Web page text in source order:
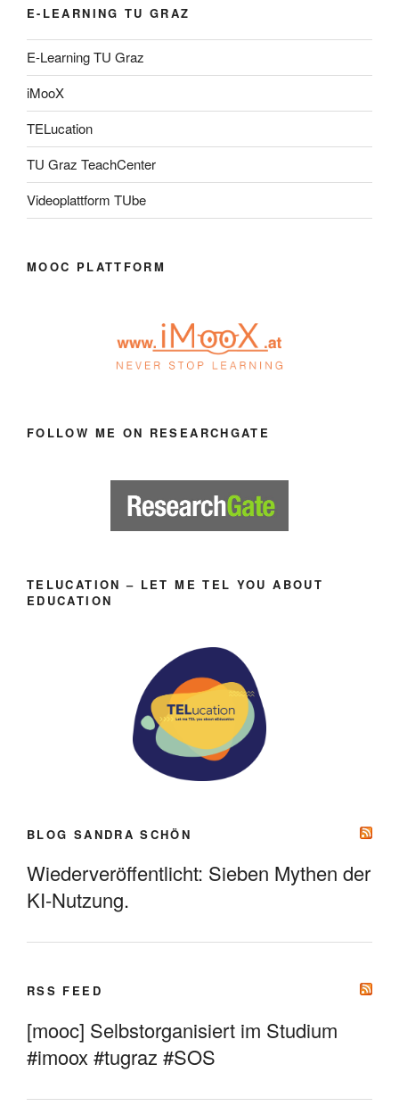
E-LEARNING TU GRAZ
E-Learning TU Graz
iMooX
TELucation
TU Graz TeachCenter
Videoplattform TUbe
MOOC PLATTFORM
FOLLOW ME ON RESEARCHGATE
TELUCATION – LET ME TEL YOU ABOUT
EDUCATION
BLOG SANDRA SCHÖN
Wiederveröffentlicht: Sieben Mythen der
KI-Nutzung.
RSS FEED
[mooc] Selbstorganisiert im Studium
#imoox #tugraz #SOS